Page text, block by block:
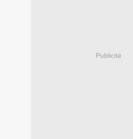
Publicité